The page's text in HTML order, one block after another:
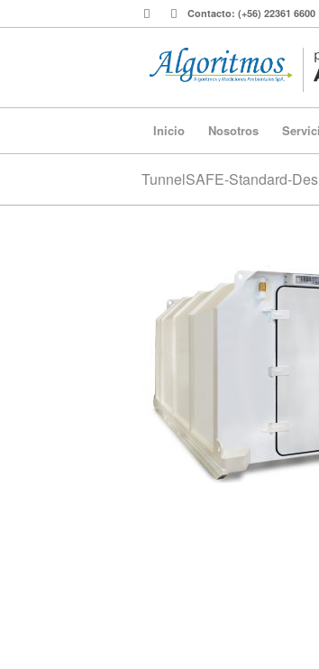
Contacto: (+56) 22361
Inicio Nosotros
TunnelSAFE-Standard-